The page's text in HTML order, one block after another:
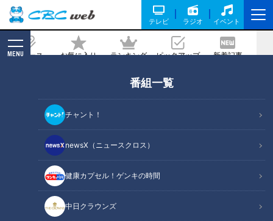
テレビ ラジオ イベント
ニュース お気に入り ランキング ピックアップ 新着記事
MENU
番組一覧
チャント！
newsX（ニュースクロス）
健康カプセル！ゲンキの時間
中日クラウンズ
で本格的な漬けマグロが味わえる“お手
軽シリーズ”とは？
記事に戻る